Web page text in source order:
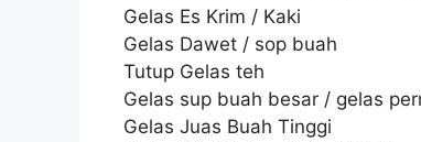
Gelas Es Krim / Kaki
Gelas Dawet / sop buah
Tutup Gelas teh
Gelas sup buah besar / gelas
Gelas Juas Buah Tinggi